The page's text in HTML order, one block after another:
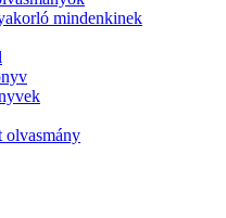
mindenkinek
olvasmány